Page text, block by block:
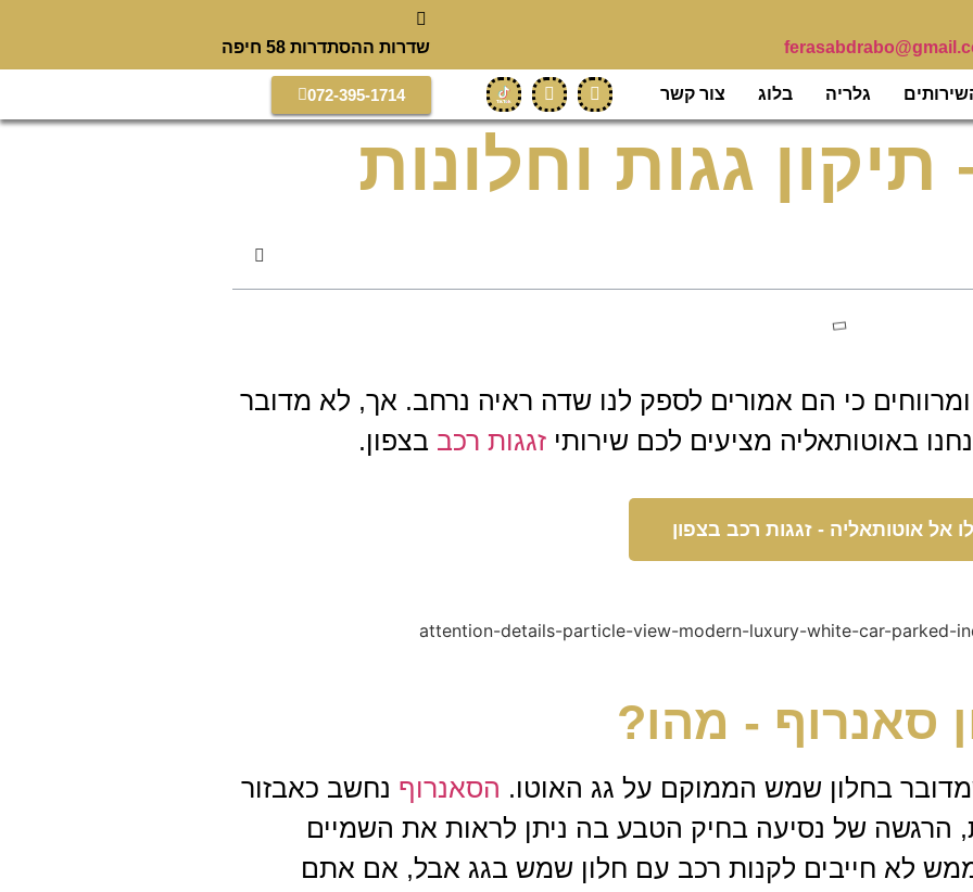
שדרות ההסתדרות 58 חיפה
גלריה בלוג צור קשר 072-395-1714
גגות וחלונות
ומרווחים כי הם אמורים לספק לנו שדה ראיה נרחב. אך, לא מדובר
באוטותאליה מציעים לכם שירותי זגגות רכב בצפון.
אל אוטותאליה - זגגות רכב בצפון
סאנרוף - מהו?
בחלון שמש הממוקם על גג האוטו. הסאנרוף נחשב כאבזור
הרגשה של נסיעה בחיק הטבע בה ניתן לראות את השמיים
לא חייבים לקנות רכב עם חלון שמש בגג אבל, אם אתם